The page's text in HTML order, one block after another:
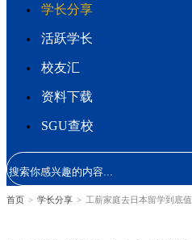
学长分享
活跃学长
校友汇
资料下载
SGU查校
首页 > 学长分享 > 工薪家庭去日本留学到底